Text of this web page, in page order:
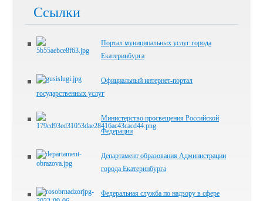
Ссылки
Портал муниципальных услуг города
Екатеринбурга
Официальный интернет-портал
государственных услуг
Министерство просвещения Российской
Федерации
Департамент образования Администрации
города Екатеринбурга
Федеральная служба по надзору в сфере